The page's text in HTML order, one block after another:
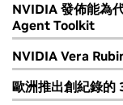
NVIDIA 發佈能為
Agent Toolkit
NVIDIA Vera
歐洲推出創紀錄的